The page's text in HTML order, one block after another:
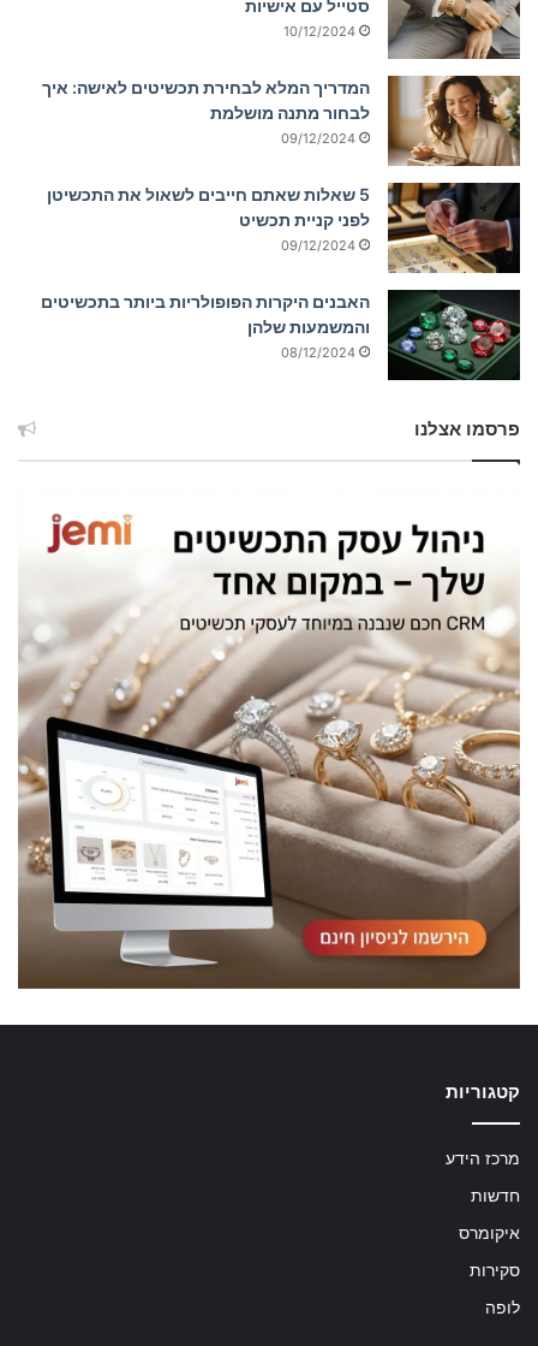
סטייל עם אישיות
10/12/2024
המדריך המלא לבחירת תכשיטים לאישה: איך
לבחור מתנה מושלמת
09/12/2024
5 שאלות שאתם חייבים לשאול את התכשיטן
לפני קניית תכשיט
09/12/2024
האבנים היקרות הפופולריות ביותר בתכשיטים
והמשמעות שלהן
08/12/2024
פרסמו אצלנו
קטגוריות
מרכז הידע
חדשות
איקומרס
סקירות
לופה